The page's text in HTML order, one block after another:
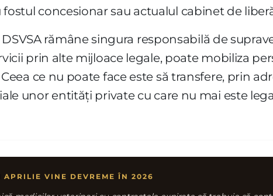
concesionar sau actualul cabinet de
rămâne singura responsabilă de
prin alte mijloace legale, poate mobiliza
ce nu poate face este să transfere, prin
unor entități private cu care nu mai este
APRILIE VINE DEVREME ÎN 2026